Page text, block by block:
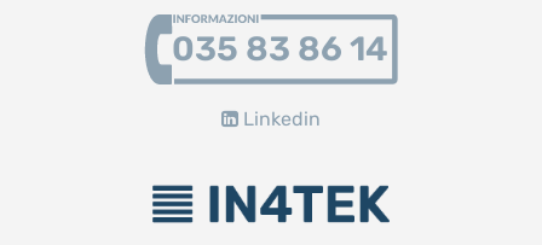
035 83 86 14
Linkedin